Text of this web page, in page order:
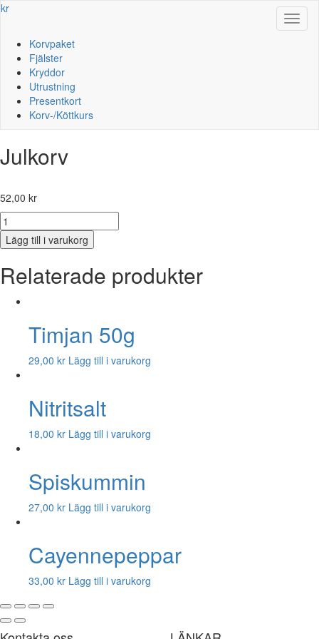
kr
Korvpaket
Fjälster
Kryddor
Utrustning
Presentkort
Korv-/Köttkurs
Julkorv
52,00 kr
Julkorv
mängd
Lägg till i varukorg
Relaterade produkter
Timjan 50g
29,00 kr Lägg till i varukorg
Nitritsalt
18,00 kr Lägg till i varukorg
Spiskummin
27,00 kr Lägg till i varukorg
Cayennepeppar
33,00 kr Lägg till i varukorg